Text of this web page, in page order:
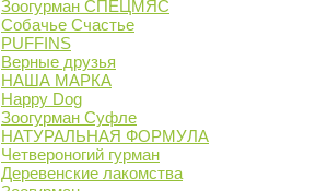
Зоогурман СПЕЦМЯС
Собачье Счастье
PUFFINS
Верные друзья
НАША МАРКА
Happy Dog
Зоогурман Суфле
НАТУРАЛЬНАЯ ФОРМУЛА
Четвероногий гурман
Деревенские лакомства